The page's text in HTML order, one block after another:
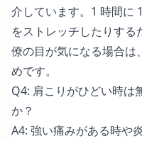
介しています。1 時間に
をストレッチしたりす
僚の目が気になる場合は
めです。
Q4: 肩こりがひどい時は
か？
A4: 強い痛みがある時や